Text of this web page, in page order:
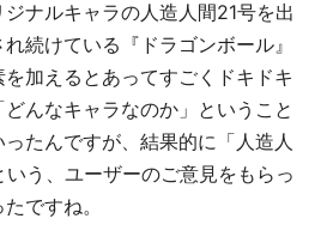
ナルキャラの人造人間21号を出
続けている『ドラゴンボール』
加えるとあってすごくドキドキ
んなキャラなのか」ということ
たんですが、結果的に「人造人
う、ユーザーのご意見をもらっ
ですね。